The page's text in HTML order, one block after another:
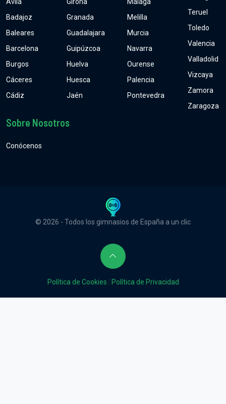
Badajoz
Baleares
Barcelona
Burgos
Cáceres
Cádiz
Granada
Guadalajara
Guipúzcoa
Huelva
Huesca
Jaén
Melilla
Murcia
Navarra
Ourense
Palencia
Pontevedra
Teruel
Toledo
Valencia
Valladolid
Vizcaya
Zamora
Zaragoza
Sobre Nosotros
Conócenos
© 2026 - Todos los gimnasios de España a un clic
Política de Cookies Política de Privacidad